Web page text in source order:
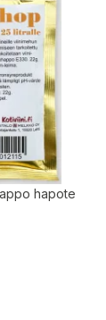
hapote